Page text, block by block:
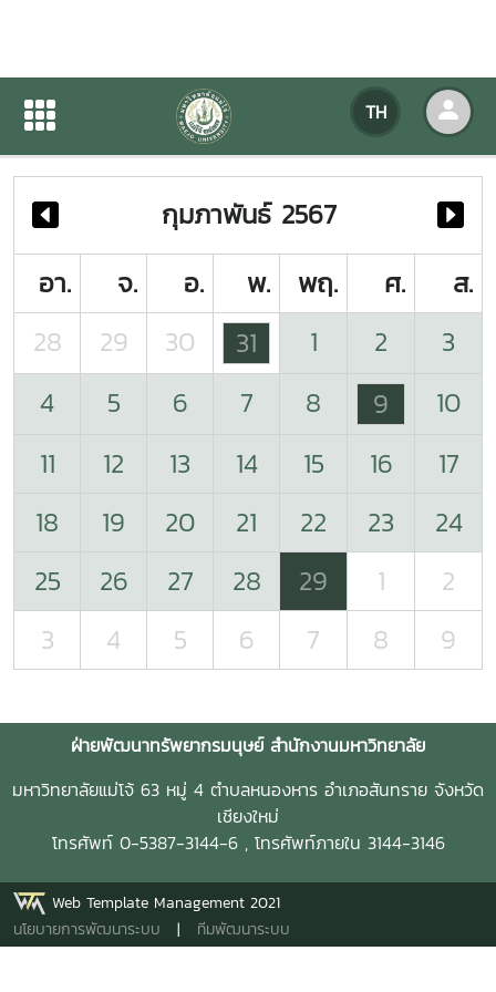
TH
ปฏิทินกิจกรรมของหน่วยงาน
ปฏิทินกิจกรรมของหน่วยงาน
กุมภาพันธ์ 2567
อา.
จ. อ. พ. พฤ. ศ.
ส.
28
29 30 31 1 2
3
4
5 6 7 8 9
10
11
12 13 14 15 16
17
18
19 20 21 22 23
24
25
26 27 28 29 1
2
3
4 5 6 7 8 9
ฝ่ายพัฒนาทรัพยากรมนุษย์ สำนักงานมหาวิทยาลัย
มหาวิทยาลัยแม่โจ้ 63 หมู่ 4 ตำบลหนองหาร อำเภอสันทราย จังหวัด
เชียงใหม่
โทรศัพท์ 0-5387-3144-6 , โทรศัพท์ภายใน 3144-3146
Web Template Management 2021
นโยบายการพัฒนาระบบ | ทีมพัฒนาระบบ